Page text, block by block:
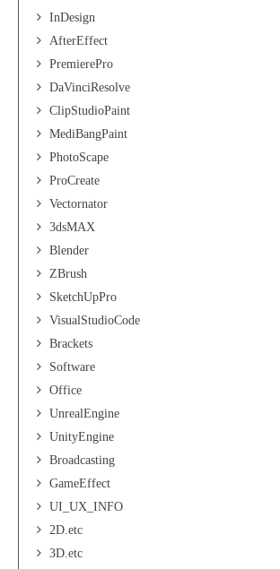
InDesign
AfterEffect
PremierePro
DaVinciResolve
ClipStudioPaint
MediBangPaint
PhotoScape
ProCreate
Vectornator
3dsMAX
Blender
ZBrush
SketchUpPro
VisualStudioCode
Brackets
Software
Office
UnrealEngine
UnityEngine
Broadcasting
GameEffect
UI_UX_INFO
2D.etc
3D.etc